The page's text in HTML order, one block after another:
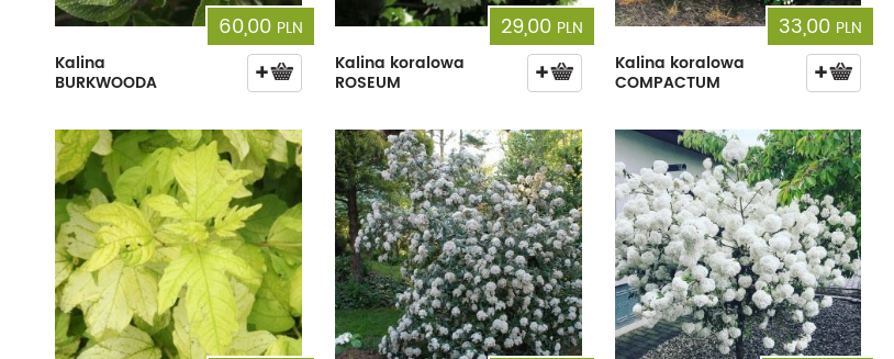
60,00 PLN
Kalina
BURKWOODA
29,00 PLN
Kalina koralowa
ROSEUM
33,00 PLN
Kalina koralowa
COMPACTUM